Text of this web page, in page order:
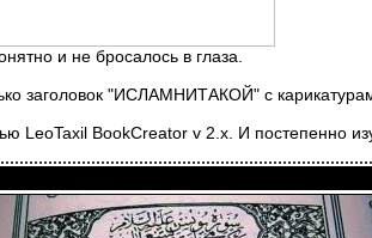
и не бросалось в глаза.
заголовок "ИСЛАМНИТАКОЙ" с
LeoTaxil BookCreator v 2.x. И постепенно